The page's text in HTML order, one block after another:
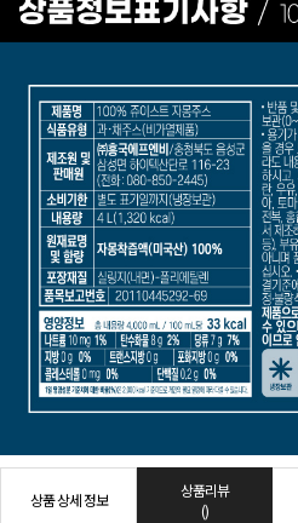
상품 상세 정보
상품리뷰
()